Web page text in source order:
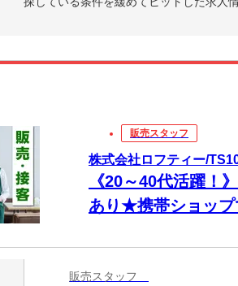
販売スタッフ
株式会社ロフティー/
《20～40代活躍！
あり★携帯ショップ
販売スタッフ